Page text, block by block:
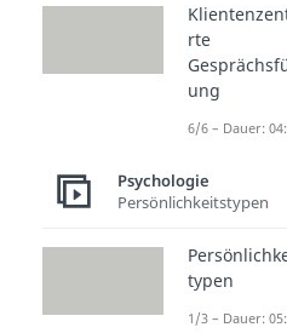
→
→ überzeugt
→
Die
idealistisch
ist es, stets
dafür setzen
um. Sie
rte
ung
6/6 – Dauer:
Psychologie
Persönlichkeitstypen
typen
1/3 – Dauer: